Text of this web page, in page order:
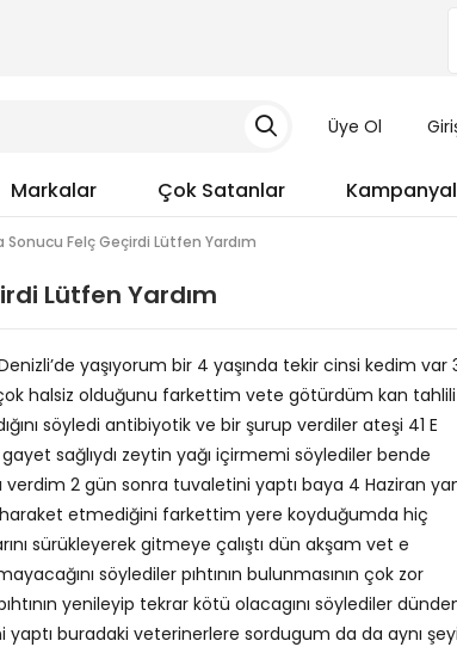
Üye Ol
Markalar Çok Satanlar
Sonucu Felç Geçirdi Lütfen Yardım
Lütfen Yardım
yaşıyorum bir 4 yaşında tekir cinsi kedim var
halsiz olduğunu farkettim vete götürdüm kan
söyledi antibiyotik ve bir şurup verdiler ateşi 41 E
sağlıydı zeytin yağı içirmemi söylediler bende
verdim 2 gün sonra tuvaletini yaptı baya 4 Haziran
etmediğini farkettim yere koyduğumda hiç
sürükleyerek gitmeye çalıştı dün akşam vet e
söylediler pıhtının bulunmasının çok zor
yenileyip tekrar kötü olacagını söylediler
buradaki veterinerlere sordugum da da aynı şeyi